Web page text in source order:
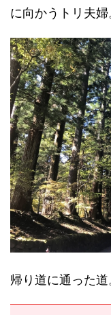
に向かうトリ夫婦
帰り道に通った道